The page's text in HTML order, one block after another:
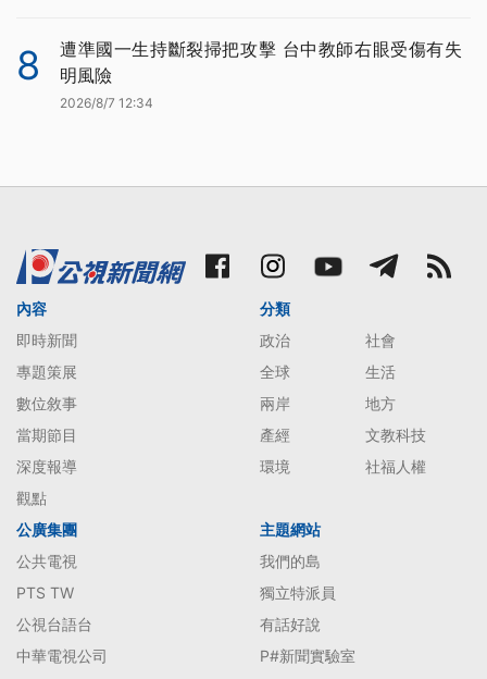
8
遭準國一生持斷裂掃把攻擊 台中教師右眼受傷有失
明風險
2026/8/7 12:34
內容
即時新聞
專題策展
數位敘事
當期節目
深度報導
觀點
分類
政治
社會
全球
生活
兩岸
地方
產經
文教科技
環境
社福人權
公廣集團
公共電視
PTS TW
公視台語台
中華電視公司
主題網站
我們的島
獨立特派員
有話好說
P#新聞實驗室